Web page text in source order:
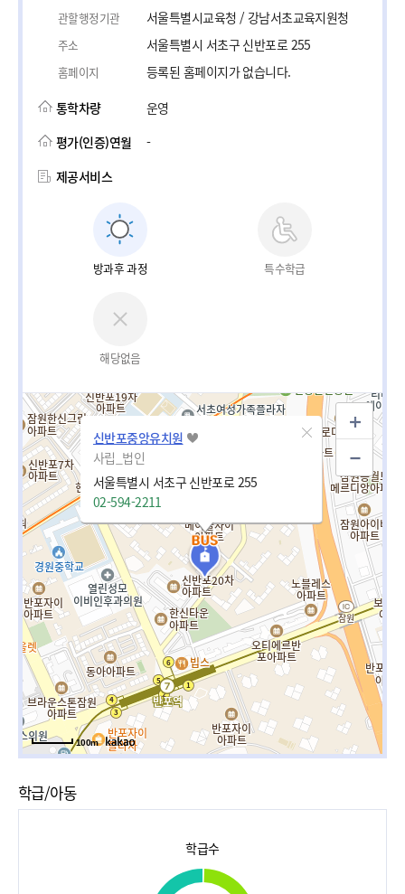
관할행정기관 서울특별시교육청 / 강남서초교육지원청
주소 서울특별시 서초구 신반포로 255
홈페이지
등록된 홈페이지가 없습니다.
통학차량
운영
평가(인증)연월
-
제공서비스
방과후 과정 특수학급
해당없음
신반포중앙유치원
사립_법인
서울특별시 서초구 신반포로 255
02-594-2211
100m
학급/아동
학급수